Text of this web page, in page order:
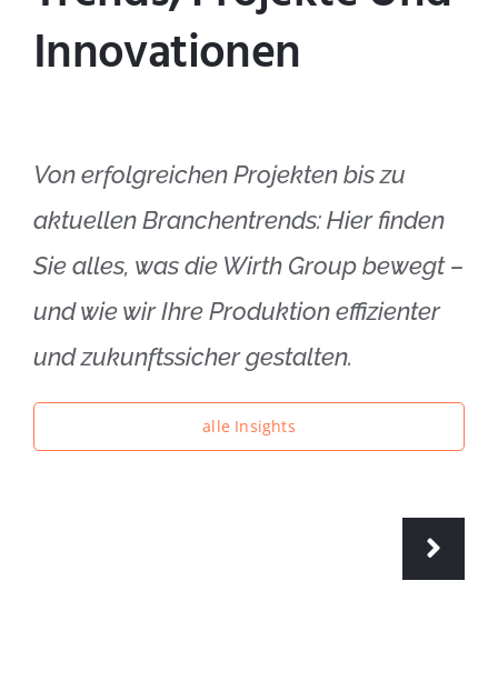
Innovationen
Von erfolgreichen Projekten bis zu
aktuellen Branchentrends: Hier finden
Sie alles, was die Wirth Group bewegt –
und wie wir Ihre Produktion effizienter
und zukunftssicher gestalten.
alle Insights